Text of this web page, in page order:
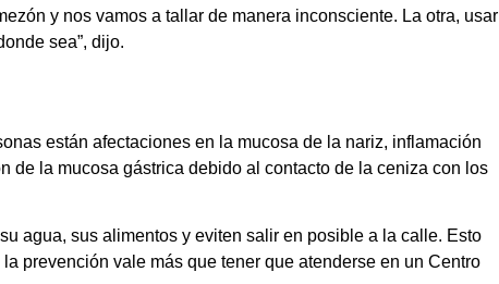
y nos vamos a tallar de manera inconsciente. La otra, usar
sea”, dijo.
están afectaciones en la mucosa de la nariz, inflamación
la mucosa gástrica debido al contacto de la ceniza con los
agua, sus alimentos y eviten salir en posible a la calle. Esto
prevención vale más que tener que atenderse en un Centro